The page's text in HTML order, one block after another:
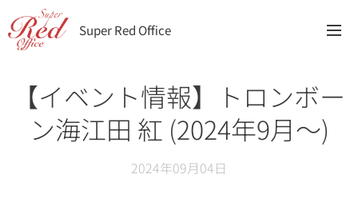
Super Red Office
【イベント情報】トロンボー
ン海江田 紅 (2024年9月〜)
2024年09月04日